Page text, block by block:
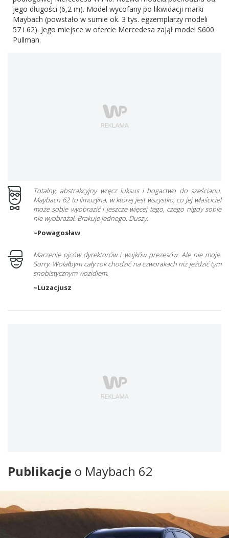
jego długości (6,2 m). Model wycofany po likwidacji marki
Maybach (powstało w sumie ok. 3 tys. egzemplarzy modeli
57 i 62). Jego miejsce w ofercie Mercedesa zajął model S600
Pullman.
Totalny, abstrakcyjny wręcz luksus i bogactwo do sześcianu.
Maybach 62 to limuzyna, w której jest wszystko, co jej właściciel
może sobie wyobrazić i jeszcze więcej tego, czego nigdy sobie
nie wyobrażał. Brakuje jednego. Duszy.
~Powagosław
Marzenie ojców dyrektorów i wujków prezesów. Ale nie moje.
Sorry. Wolałbym cały rok chodzić na czworakach niż jeździć tym
snobistycznym wozidłem.
~Luzacjusz
Publikacje o Maybach 62